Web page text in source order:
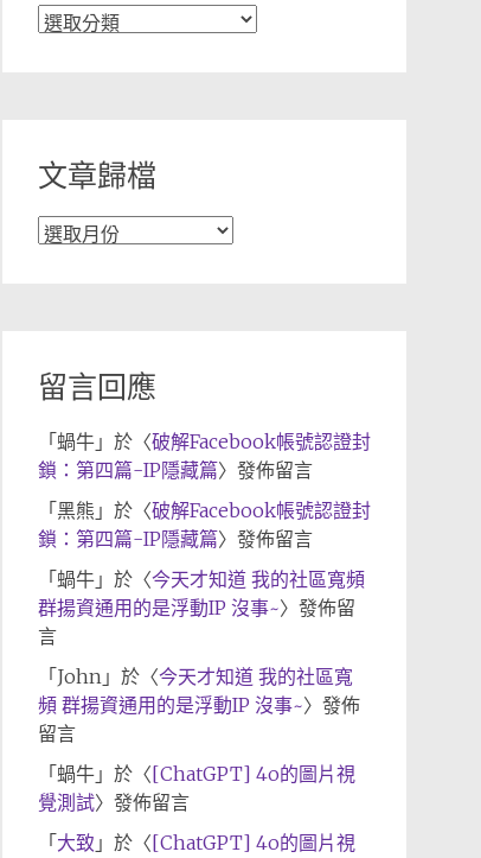
文
文章歸檔
文
留言回應
「 蝸牛」於〈破解Facebook帳號認證封
鎖：第四篇-IP隱藏篇〉發佈留言
「 黑熊 」於〈破解Facebook帳號認證封
鎖：第四篇-IP隱藏篇〉發佈留言
「 蝸牛」於〈今天才知道 我的社區寬頻
群揚資通用的是浮動IP 沒事~〉發佈留
言
「 John」於〈今天才知道 我的社區寬
頻 群揚資通用的是浮動IP 沒事~〉發佈
留言
「 蝸牛」於〈[ChatGPT] 4o的圖片視
覺測試〉發佈留言
「 大致 」於〈[ChatGPT] 4o的圖片視